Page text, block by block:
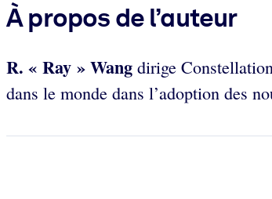
À propos de l’auteur
R. « Ray » Wang dirige
dans le monde dans l’adoption des